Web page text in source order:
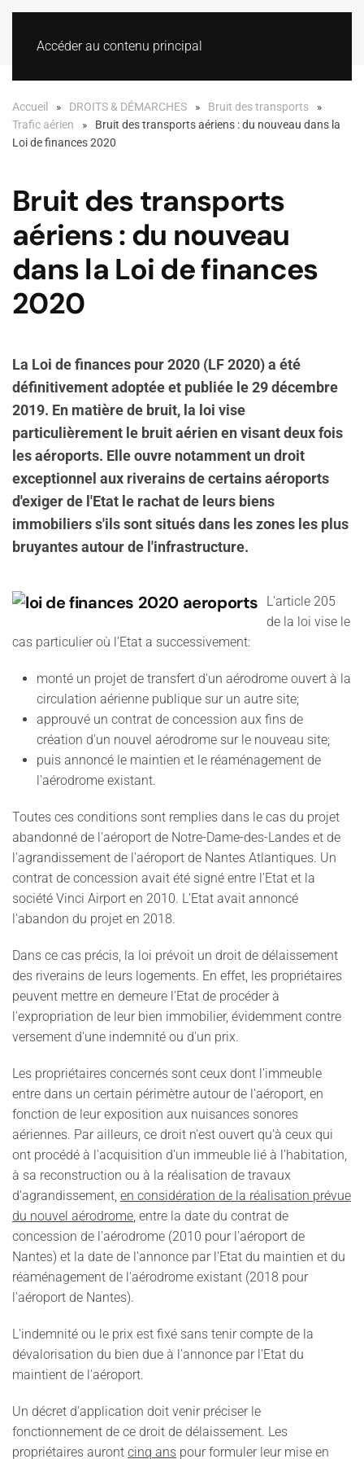
Accéder au contenu principal
Accueil DROITS & DÉMARCHES
Bruit des transports
Trafic aérien
Bruit des transports aériens : du nouveau dans la
Loi de finances 2020
Bruit des transports
aériens : du nouveau
dans la Loi de finances
2020
La Loi de finances pour 2020 (LF 2020) a été
définitivement adoptée et publiée le 29 décembre
2019. En matière de bruit, la loi vise
particulièrement le bruit aérien en visant deux fois
les aéroports. Elle ouvre notamment un droit
exceptionnel aux riverains de certains aéroports
d'exiger de l'Etat le rachat de leurs biens
immobiliers s'ils sont situés dans les zones les plus
bruyantes autour de l'infrastructure.
L'article 205
de la loi vise le
cas particulier où l'Etat a successivement:
monté un projet de transfert d'un aérodrome ouvert à la
circulation aérienne publique sur un autre site;
approuvé un contrat de concession aux fins de
création d'un nouvel aérodrome sur le nouveau site;
puis annoncé le maintien et le réaménagement de
l'aérodrome existant.
Toutes ces conditions sont remplies dans le cas du projet
abandonné de l'aéroport de Notre-Dame-des-Landes et de
l'agrandissement de l'aéroport de Nantes Atlantiques. Un
contrat de concession avait été signé entre l'Etat et la
société Vinci Airport en 2010. L'Etat avait annoncé
l'abandon du projet en 2018.
Dans ce cas précis, la loi prévoit un droit de délaissement
des riverains de leurs logements. En effet, les propriétaires
peuvent mettre en demeure l'Etat de procéder à
l'expropriation de leur bien immobilier, évidemment contre
versement d'une indemnité ou d'un prix.
Les propriétaires concernés sont ceux dont l'immeuble
entre dans un certain périmètre autour de l'aéroport, en
fonction de leur exposition aux nuisances sonores
aériennes. Par ailleurs, ce droit n'est ouvert qu'à ceux qui
ont procédé à l'acquisition d'un immeuble lié à l'habitation,
à sa reconstruction ou à la réalisation de travaux
d'agrandissement, en considération de la réalisation prévue
du nouvel aérodrome, entre la date du contrat de
concession de l'aérodrome (2010 pour l'aéroport de
Nantes) et la date de l'annonce par l'Etat du maintien et du
réaménagement de l'aérodrome existant (2018 pour
l'aéroport de Nantes).
L'indemnité ou le prix est fixé sans tenir compte de la
dévalorisation du bien due à l'annonce par l'Etat du
maintient de l'aéroport.
Un décret d'application doit venir préciser le
fonctionnement de ce droit de délaissement. Les
propriétaires auront cinq ans pour formuler leur mise en